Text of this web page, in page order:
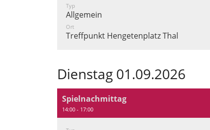
Typ
Allgemein
Ort
Treffpunkt Hengetenplatz Thal
Dienstag 01.09.2026
Spielnachmittag
14:00 - 17:00